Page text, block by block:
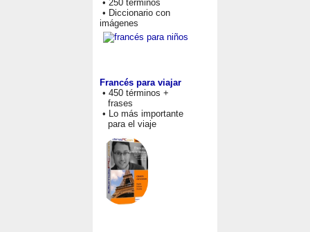
• 250 términos
• Diccionario con
imágenes
Francés para viajar
• 450 términos +
frases
• Lo más importante
para el viaje